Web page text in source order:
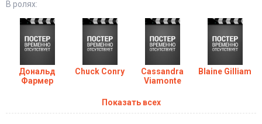
В ролях:
Дональд
Фармер
Chuck Conry
Cassandra
Viamonte
Blaine Gilliam
Показать всех